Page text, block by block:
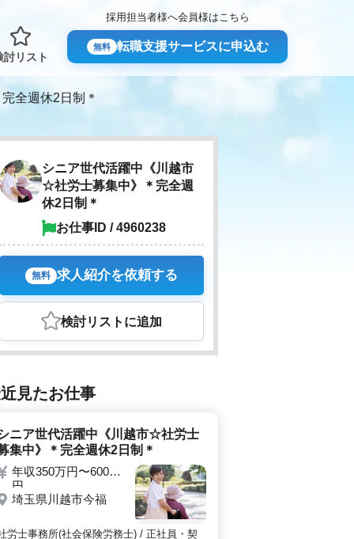
討リスト
採用担当者様へ会員様はこちら
無料 転職支援サービスに申込む
全週休2日制＊
シニア世代活躍中《川越市
☆社労士募集中》＊完全週
休2日制＊
お仕事ID / 4960238
無料 求人紹介を依頼する
検討リスト に追加
見たお仕事
ニア世代活躍中《川越市☆社労士
集中》＊完全週休2日制＊
年収350万円〜600万
円
埼玉県川越市今福
労士事務所(社会保険労務士) / 正社員・契